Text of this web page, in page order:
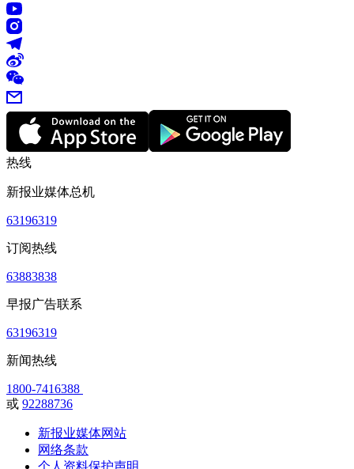
热线
新报业媒体总机
63196319
订阅热线
63883838
早报广告联系
63196319
新闻热线
1800-7416388
或 92288736
新报业媒体网站
网络条款
个人资料保护声明